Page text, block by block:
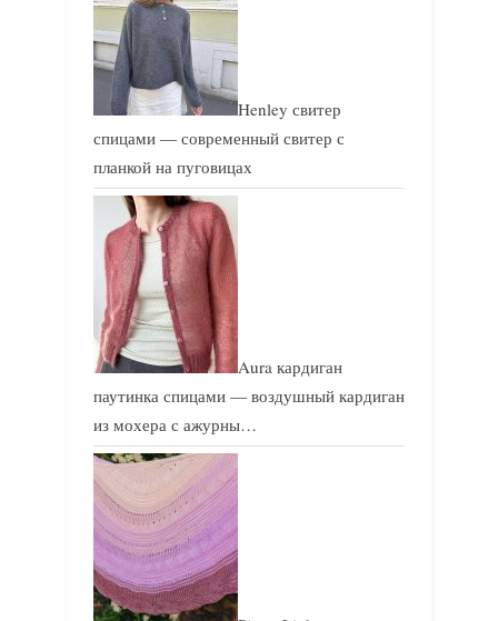
Henley свитер
спицами — современный свитер с
планкой на пуговицах
Aura кардиган
паутинка спицами — воздушный кардиган
из мохера с ажурны…